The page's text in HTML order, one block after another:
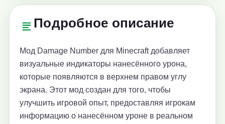
Подробное описание
Мод Damage Number для Minecraft добавляет
визуальные индикаторы нанесённого урона,
которые появляются в верхнем правом углу
экрана. Этот мод создан для того, чтобы
улучшить игровой опыт, предоставляя игрокам
информацию о нанесённом уроне в реальном